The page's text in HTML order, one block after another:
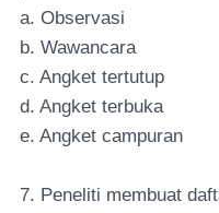
a. Observasi
b. Wawancara
c. Angket tertutup
d. Angket terbuka
e. Angket campuran
7. Peneliti membuat